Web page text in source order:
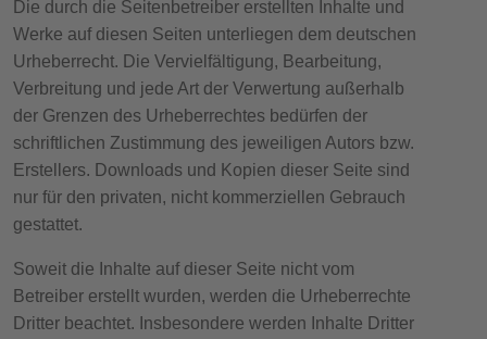
Die durch die Seitenbetreiber erstellten Inhalte und
Werke auf diesen Seiten unterliegen dem deutschen
Urheberrecht. Die Vervielfältigung, Bearbeitung,
Verbreitung und jede Art der Verwertung außerhalb
der Grenzen des Urheberrechtes bedürfen der
schriftlichen Zustimmung des jeweiligen Autors bzw.
Erstellers. Downloads und Kopien dieser Seite sind
nur für den privaten, nicht kommerziellen Gebrauch
gestattet.
Soweit die Inhalte auf dieser Seite nicht vom
Betreiber erstellt wurden, werden die Urheberrechte
Dritter beachtet. Insbesondere werden Inhalte Dritter